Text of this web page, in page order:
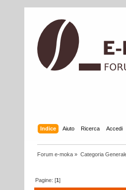
Indice Aiuto Ricerca Accedi
Forum e-moka » Categoria
Pagine: [1]